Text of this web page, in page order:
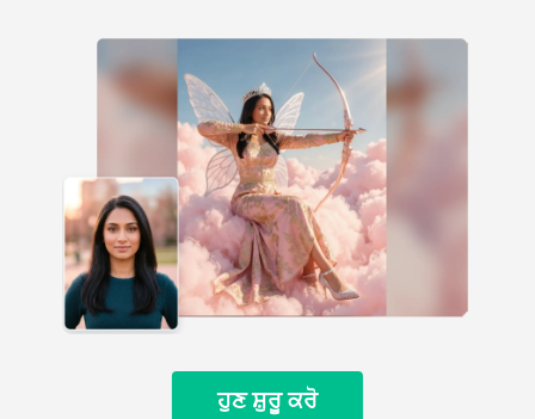
ਹੁਣ ਸ਼ੁਰੂ ਕਰੋ